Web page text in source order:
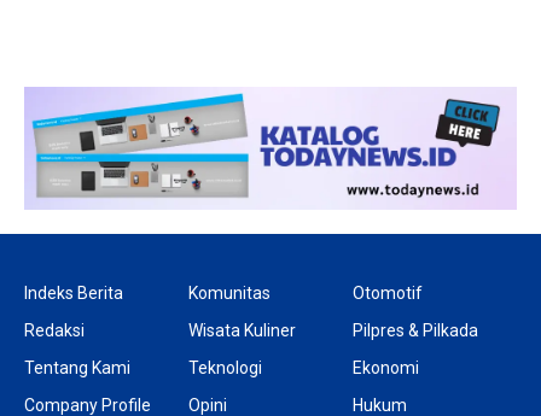
Indeks Berita
Redaksi
Tentang Kami
Company Profile
Komunitas
Wisata Kuliner
Teknologi
Opini
Otomotif
Pilpres & Pilkada
Ekonomi
Hukum